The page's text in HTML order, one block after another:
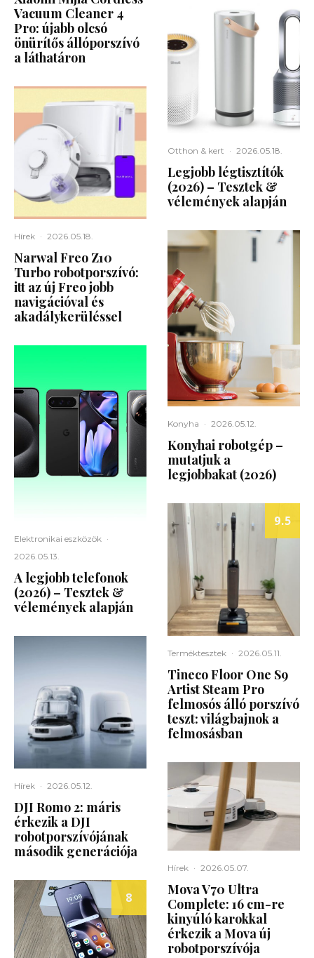
Vacuum Cleaner 4
Pro: újabb olcsó
önürítős állóporszívó
a láthatáron
Hírek · 2026.05.18.
Narwal Freo Z10
Turbo robotporszívó:
itt az új Freo jobb
navigációval és
akadálykerüléssel
Elektronikai eszközök ·
2026.05.13.
A legjobb telefonok
(2026) – Tesztek &
vélemények alapján
Hírek · 2026.05.12.
DJI Romo 2: máris
érkezik a DJI
robotporszívójának
második generációja
8
Otthon & kert · 2026.05.18.
Legjobb légtisztítók
(2026) – Tesztek &
vélemények alapján
Konyha · 2026.05.12.
Konyhai robotgép –
mutatjuk a
legjobbakat (2026)
9.5
Terméktesztek · 2026.05.11.
Tineco Floor One S9
Artist Steam Pro
felmosós álló porszívó
teszt: világbajnok a
felmosásban
Hírek · 2026.05.07.
Mova V70 Ultra
Complete: 16 cm-re
kinyúló karokkal
érkezik a Mova új
robotporszívója